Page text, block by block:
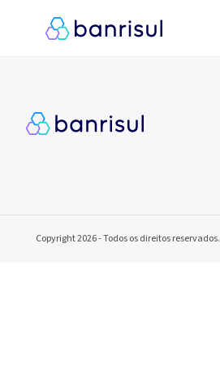
Copyright 2026 - Todos os direitos reservados.